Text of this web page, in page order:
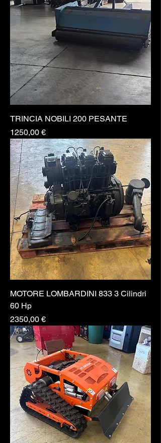
TRINCIA NOBILI 200 PESANTE
Prezzo
1250,00 €
MOTORE LOMBARDINI 833 3 Cilindri
60 Hp
Prezzo
2350,00 €